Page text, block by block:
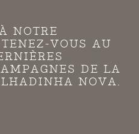
NOTRE
VOUS AU
DE LA
NOVA.